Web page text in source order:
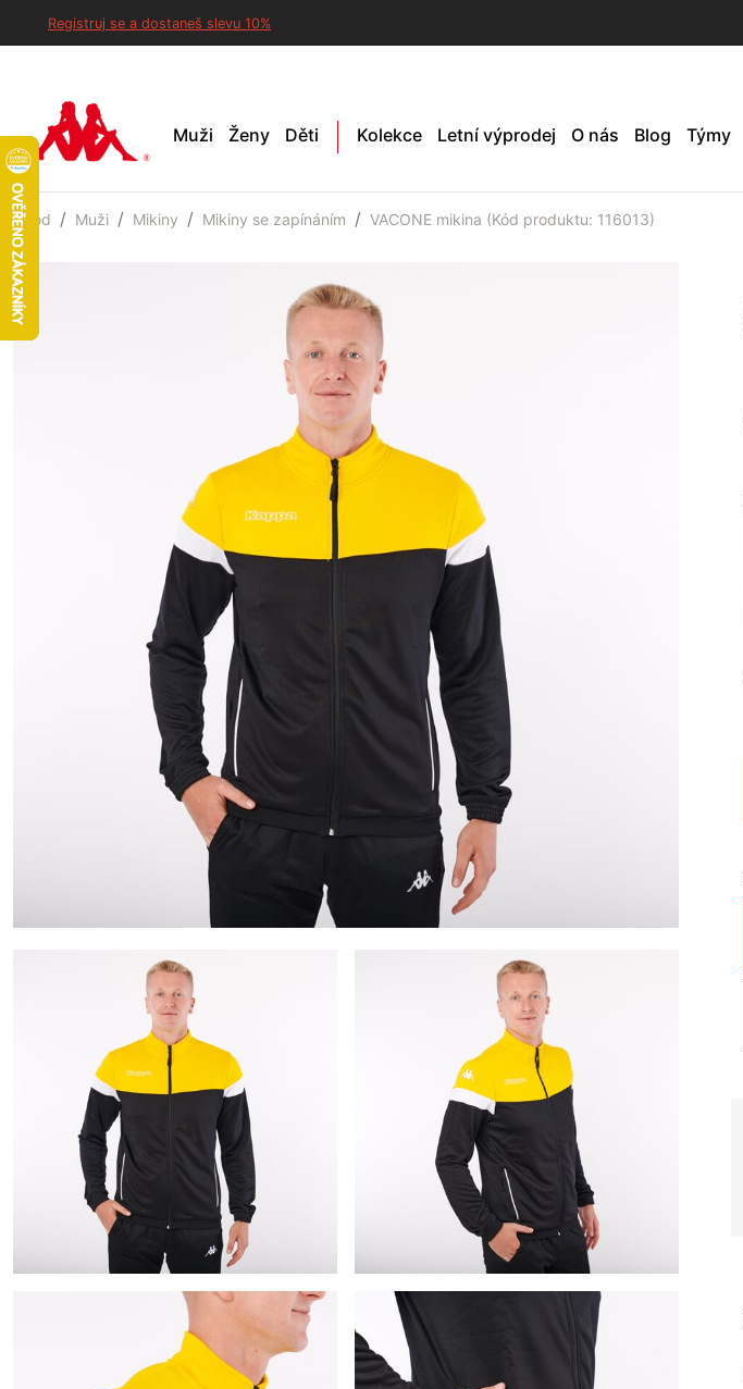
Registruj se a dostaneš slevu 10%
Muži Ženy Děti Kolekce Letní výprodej O nás Blog Týmy
Úvod Muži Mikiny Mikiny se zapínáním VACONE mikina (Kód produktu: 116013)